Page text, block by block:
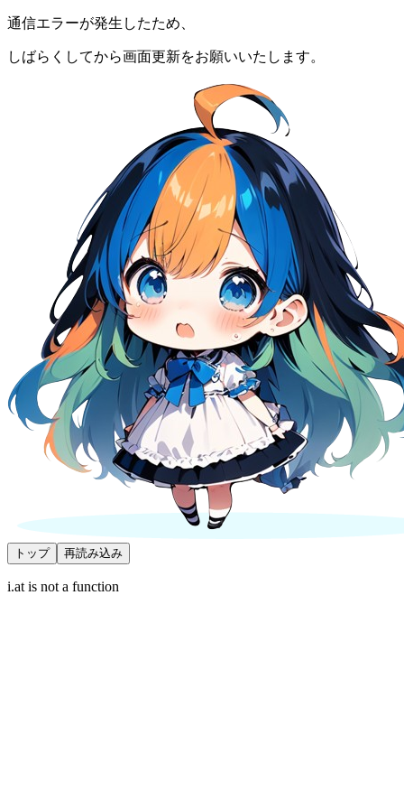
通信エラーが発生したため、
しばらくしてから画面更新をお願いいたします。
トップ 再読み込み
i.at is not a function